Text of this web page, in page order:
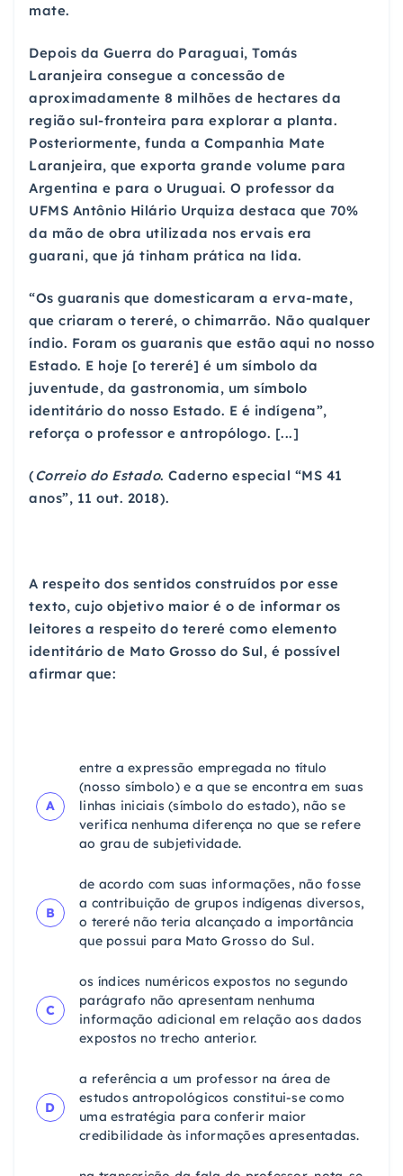
mate.
Depois da Guerra do Paraguai, Tomás
Laranjeira consegue a concessão de
aproximadamente 8 milhões de hectares da
região sul-fronteira para explorar a planta.
Posteriormente, funda a Companhia Mate
Laranjeira, que exporta grande volume para
Argentina e para o Uruguai. O professor da
UFMS Antônio Hilário Urquiza destaca que 70%
da mão de obra utilizada nos ervais era
guarani, que já tinham prática na lida.
“Os guaranis que domesticaram a erva-mate,
que criaram o tereré, o chimarrão. Não qualquer
índio. Foram os guaranis que estão aqui no nosso
Estado. E hoje [o tereré] é um símbolo da
juventude, da gastronomia, um símbolo
identitário do nosso Estado. E é indígena”,
reforça o professor e antropólogo. [...]
(Correio do Estado. Caderno especial “MS 41
anos”, 11 out. 2018).
A respeito dos sentidos construídos por esse
texto, cujo objetivo maior é o de informar os
leitores a respeito do tereré como elemento
identitário de Mato Grosso do Sul, é possível
afirmar que:
A
entre a expressão empregada no título
(nosso símbolo) e a que se encontra em suas
linhas iniciais (símbolo do estado), não se
verifica nenhuma diferença no que se refere
ao grau de subjetividade.
B
de acordo com suas informações, não fosse
a contribuição de grupos indígenas diversos,
o tereré não teria alcançado a importância
que possui para Mato Grosso do Sul.
C
os índices numéricos expostos no segundo
parágrafo não apresentam nenhuma
informação adicional em relação aos dados
expostos no trecho anterior.
D
a referência a um professor na área de
estudos antropológicos constitui-se como
uma estratégia para conferir maior
credibilidade às informações apresentadas.